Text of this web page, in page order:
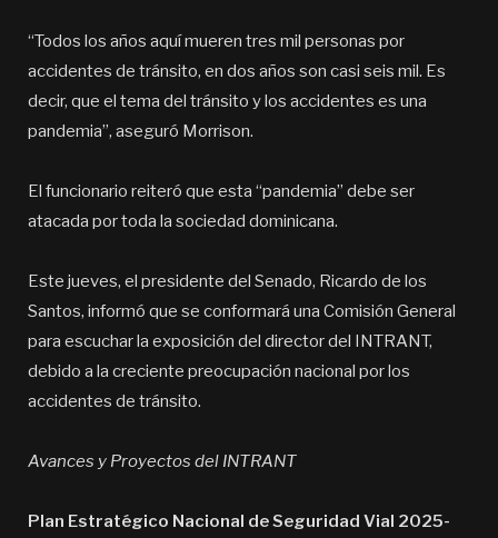
“Todos los años aquí mueren tres mil personas por
accidentes de tránsito, en dos años son casi seis mil. Es
decir, que el tema del tránsito y los accidentes es una
pandemia”, aseguró Morrison.
El funcionario reiteró que esta “pandemia” debe ser
atacada por toda la sociedad dominicana.
Este jueves, el presidente del Senado, Ricardo de los
Santos, informó que se conformará una Comisión General
para escuchar la exposición del director del INTRANT,
debido a la creciente preocupación nacional por los
accidentes de tránsito.
Avances y Proyectos del INTRANT
Plan Estratégico Nacional de Seguridad Vial 2025-